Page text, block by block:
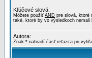
Kľúčové slová:
Môžete použiť AND pre slová, ktoré
také, ktoré by vo výsledkoch
Autora:
Znak * nahradí časť reťazca pri